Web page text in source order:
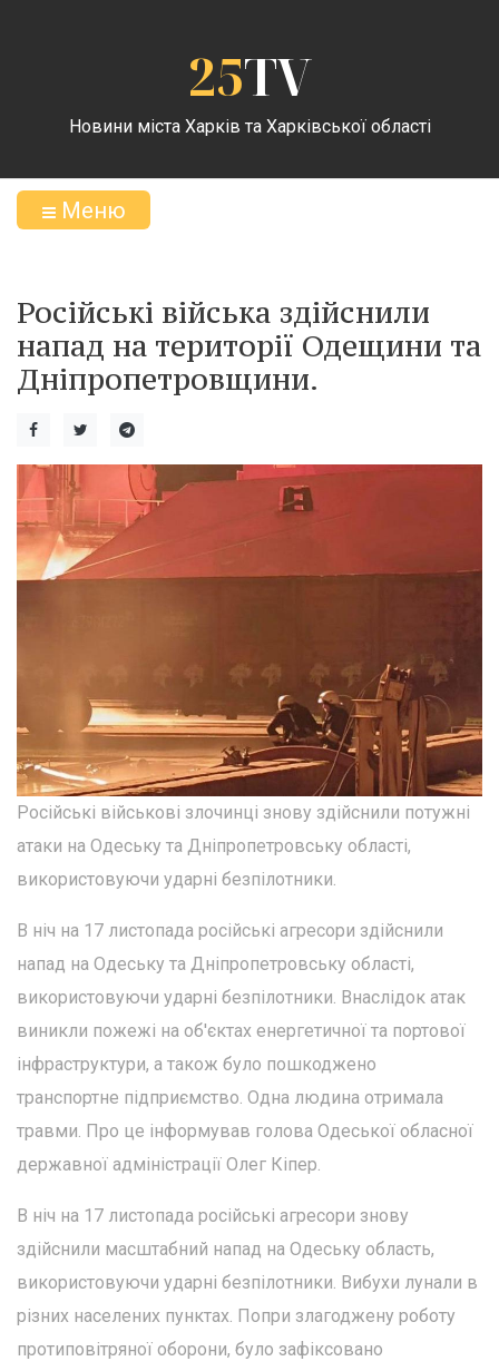
25TV
Новини міста Харків та Харківської області
Меню
Російські війська здійснили
напад на території Одещини та
Дніпропетровщини.
Російські військові злочинці знову здійснили потужні
атаки на Одеську та Дніпропетровську області,
використовуючи ударні безпілотники.
В ніч на 17 листопада російські агресори здійснили
напад на Одеську та Дніпропетровську області,
використовуючи ударні безпілотники. Внаслідок атак
виникли пожежі на об'єктах енергетичної та портової
інфраструктури, а також було пошкоджено
транспортне підприємство. Одна людина отримала
травми. Про це інформував голова Одеської обласної
державної адміністрації Олег Кіпер.
В ніч на 17 листопада російські агресори знову
здійснили масштабний напад на Одеську область,
використовуючи ударні безпілотники. Вибухи лунали в
різних населених пунктах. Попри злагоджену роботу
протиповітряної оборони, було зафіксовано